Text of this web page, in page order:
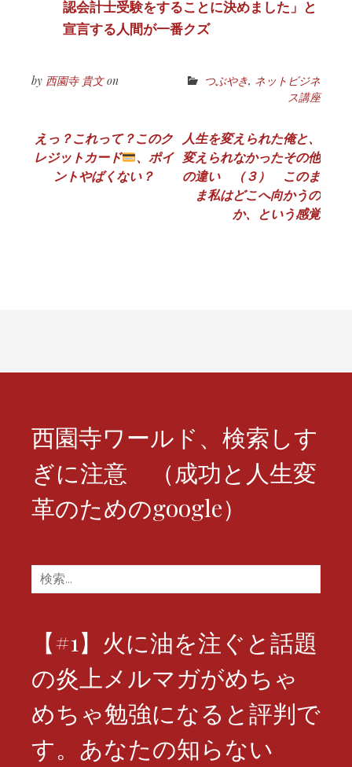
認会計士受験をすることに決めました」と
宣言する人間が一番クズ
by 西園寺 貴文on つぶやき, ネットビジネ
ス講座
投
稿
ン
えっ？これって？このク
レジットカード
、ポイ
ントやばくない？
人生を変えられた俺と、
変えられなかったその他
の違い （３） このま
ま私はどこへ向かうの
か、という感覚
西園寺ワールド、検索しす
ぎに注意 （成功と人生変
革のためのgoogle）
検
索:
【#1】火に油を注ぐと話題
の炎上メルマガがめちゃ
めちゃ勉強になると評判で
す。あなたの知らない